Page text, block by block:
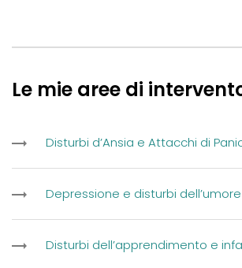
Le mie aree di
Disturbi d’Ansia e Attacchi di
Depressione e disturbi dell’umore
Disturbi dell’apprendimento e